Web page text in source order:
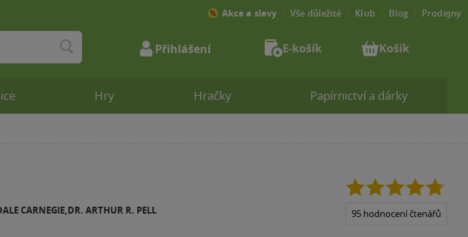
CARNEGIE,DR. ARTHUR R. PELL
4.8
95 hodnocení čtenářů
Hry Hračky Papírnictví a dárky
Akce a slevy Vše důležité Klub Blog Prodejny
Přihlášení E-košík Košík